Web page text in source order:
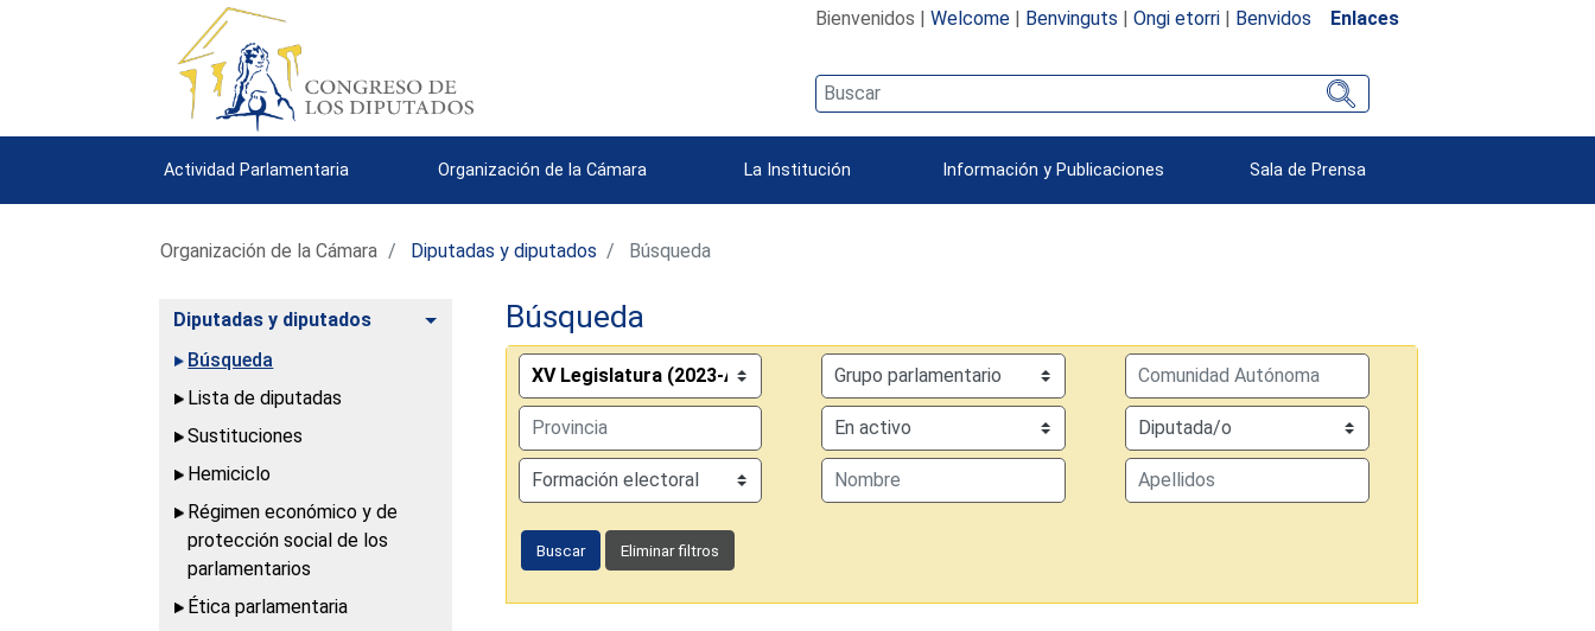
Bienvenidos | Welcome| Benvinguts | Ongi etorri| Benvidos Enlaces
Actividad Parlamentaria Organización de la Cámara La Institución Información y Publicaciones Sala de Prensa
Organización de la Cámara Diputadas y diputados Búsqueda
Diputadas y diputados
Alternar
Búsqueda
Lista de diputadas
Sustituciones
Hemiciclo
Régimen económico y de
protección social de los
parlamentarios
Ética parlamentaria
Búsqueda
Buscar Eliminar filtros